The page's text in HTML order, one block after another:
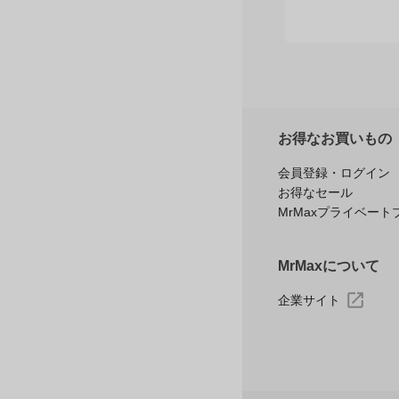
お得なお買いもの
会員登録・ログイン
お得なセール
MrMaxプライベート
MrMaxについて
企業サイト